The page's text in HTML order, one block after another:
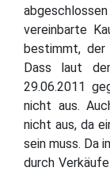
vereinbarte
bestimmt,
Dass laut
29.06.2011
nicht aus.
nicht aus, da
sein muss. Da
durch